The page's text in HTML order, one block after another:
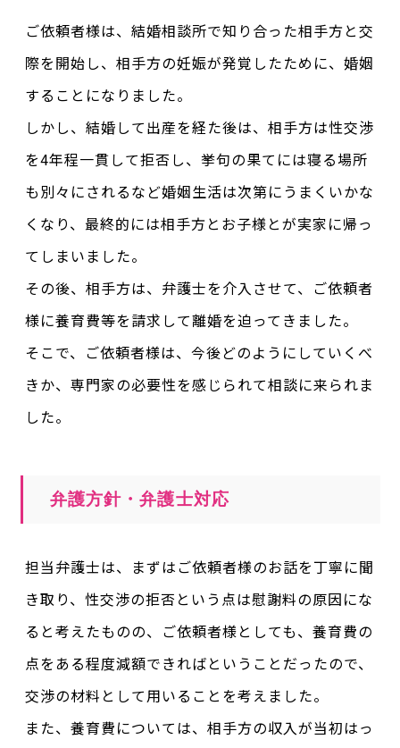
ご依頼者様は、結婚相談所で知り合った相手方と交
際を開始し、相手方の妊娠が発覚したために、婚姻
することになりました。
しかし、結婚して出産を経た後は、相手方は性交渉
を4年程一貫して拒否し、挙句の果てには寝る場所
も別々にされるなど婚姻生活は次第にうまくいかな
くなり、最終的には相手方とお子様とが実家に帰っ
てしまいました。
その後、相手方は、弁護士を介入させて、ご依頼者
様に養育費等を請求して離婚を迫ってきました。
そこで、ご依頼者様は、今後どのようにしていくべ
きか、専門家の必要性を感じられて相談に来られま
した。
弁護方針・弁護士対応
担当弁護士は、まずはご依頼者様のお話を丁寧に聞
き取り、性交渉の拒否という点は慰謝料の原因にな
ると考えたものの、ご依頼者様としても、養育費の
点をある程度減額できればということだったので、
交渉の材料として用いることを考えました。
また、養育費については、相手方の収入が当初はっ